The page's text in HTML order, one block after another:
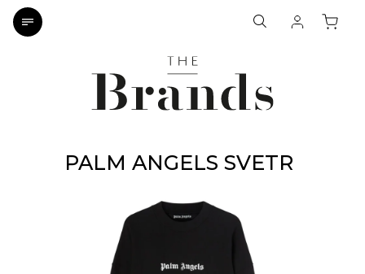
PALM ANGELS SVETR